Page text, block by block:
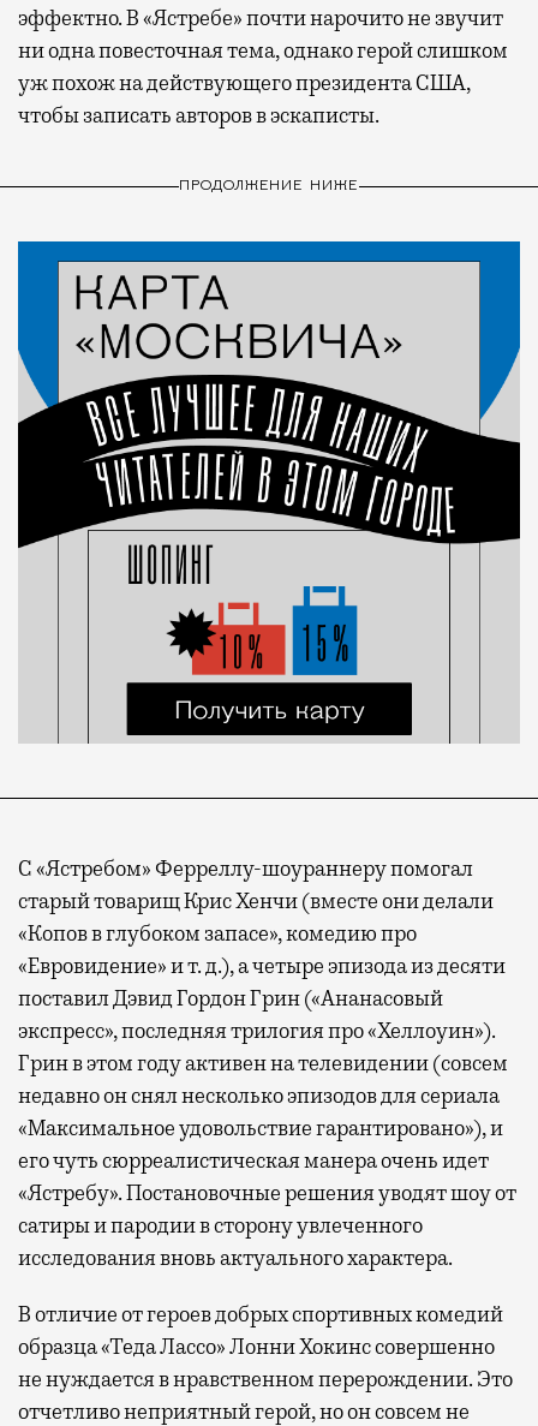
эффектно. В «Ястребе» почти нарочито не звучит
ни одна повесточная тема, однако герой слишком
уж похож на действующего президента США,
чтобы записать авторов в эскаписты.
ПРОДОЛЖЕНИЕ НИЖЕ
С «Ястребом» Ферреллу-шоураннеру помогал
старый товарищ Крис Хенчи (вместе они делали
«Копов в глубоком запасе», комедию про
«Евровидение» и т. д.), а четыре эпизода из десяти
поставил Дэвид Гордон Грин («Ананасовый
экспресс», последняя трилогия про «Хеллоуин»).
Грин в этом году активен на телевидении (совсем
недавно он снял несколько эпизодов для сериала
«Максимальное удовольствие гарантировано»), и
его чуть сюрреалистическая манера очень идет
«Ястребу». Постановочные решения уводят шоу от
сатиры и пародии в сторону увлеченного
исследования вновь актуального характера.
В отличие от героев добрых спортивных комедий
образца «Теда Лассо» Лонни Хокинс совершенно
не нуждается в нравственном перерождении. Это
отчетливо неприятный герой, но он совсем не